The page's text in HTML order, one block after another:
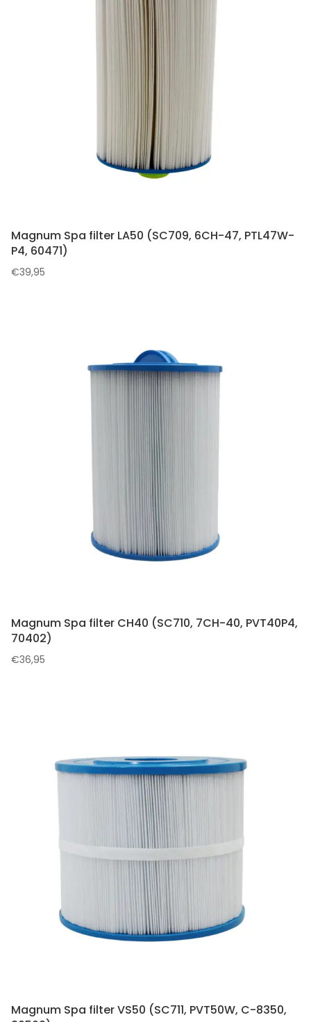
Magnum Spa filter LA50 (SC709, 6CH-47, PTL47W-
P4, 60471)
€39,95
Magnum Spa filter CH40 (SC710, 7CH-40, PVT40P4,
70402)
€36,95
Magnum Spa filter VS50 (SC711, PVT50W, C-8350,